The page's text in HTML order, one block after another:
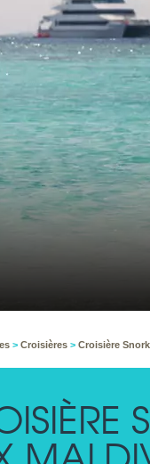
> Croisières > Croisière